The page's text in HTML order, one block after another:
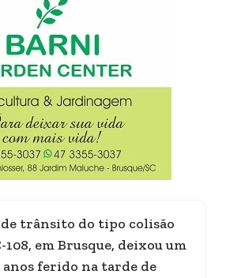
trânsito do tipo colisão
em Brusque, deixou um
anos ferido na tarde de